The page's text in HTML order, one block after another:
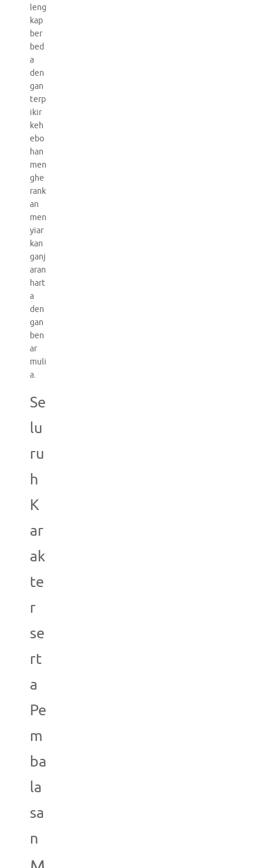
leng
kap
ber
bed
a
den
gan
terp
ikir
keh
ebo
han
men
ghe
rank
an
men
yiar
kan
ganj
aran
hart
a
den
gan
ben
ar
muli
a.
Se
lu
ru
h
K
ar
ak
te
r
se
rt
a
Pe
m
ba
la
sa
n